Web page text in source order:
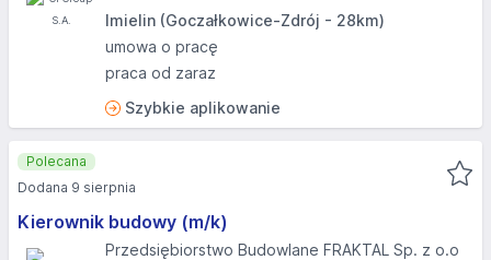
Imielin (Goczałkowice-Zdrój - 28km)
umowa o pracę
praca od zaraz
Szybkie aplikowanie
Kierownik budowy (m/k)
Przedsiębiorstwo Budowlane FRAKTAL Sp. z o.o
Polecana
Dodana 9 sierpnia